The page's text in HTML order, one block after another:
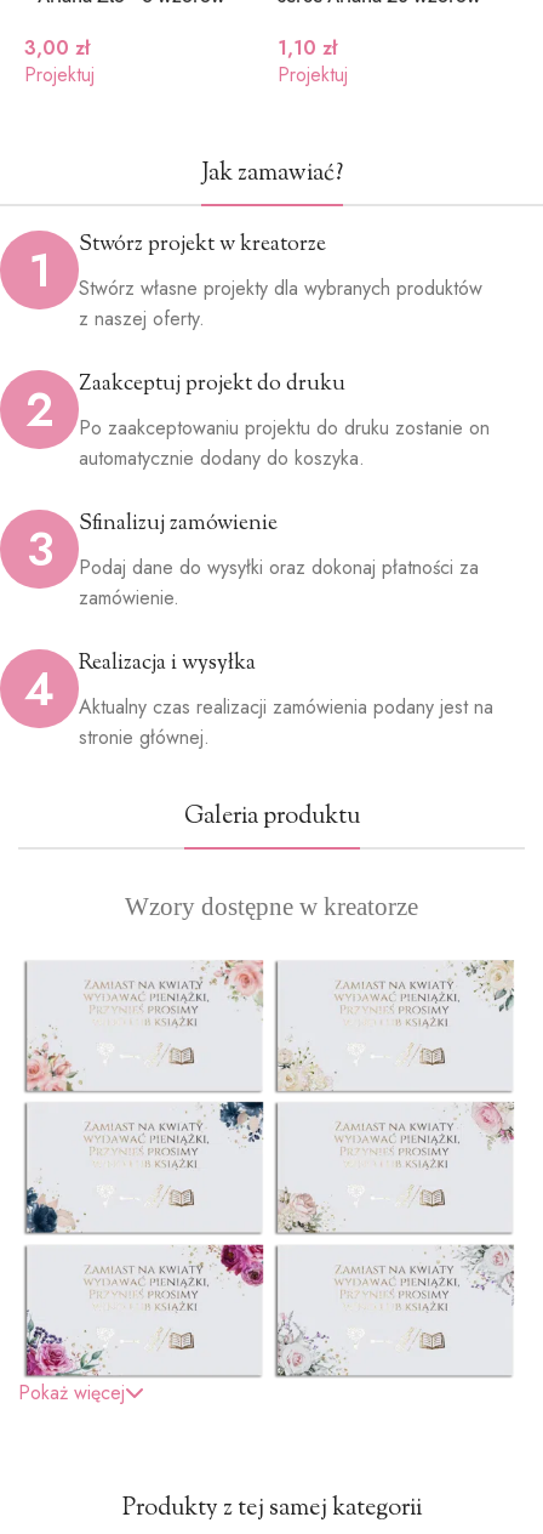
3,00 zł
Projektuj
1,10 zł
Projektuj
Jak zamawiać?
1 Stwórz projekt w kreatorze
Stwórz własne projekty dla wybranych produktów
z naszej oferty.
2 Zaakceptuj projekt do druku
Po zaakceptowaniu projektu do druku zostanie on
automatycznie dodany do koszyka.
3 Sfinalizuj zamówienie
Podaj dane do wysyłki oraz dokonaj płatności za
zamówienie.
4 Realizacja i wysyłka
Aktualny czas realizacji zamówienia podany jest na
stronie głównej.
Galeria produktu
Wzory dostępne w kreatorze
Pokaż więcej
Produkty z tej samej kategorii